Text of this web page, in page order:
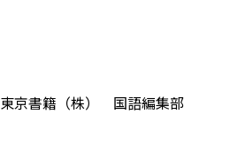
東京書籍（株） 国語編集部